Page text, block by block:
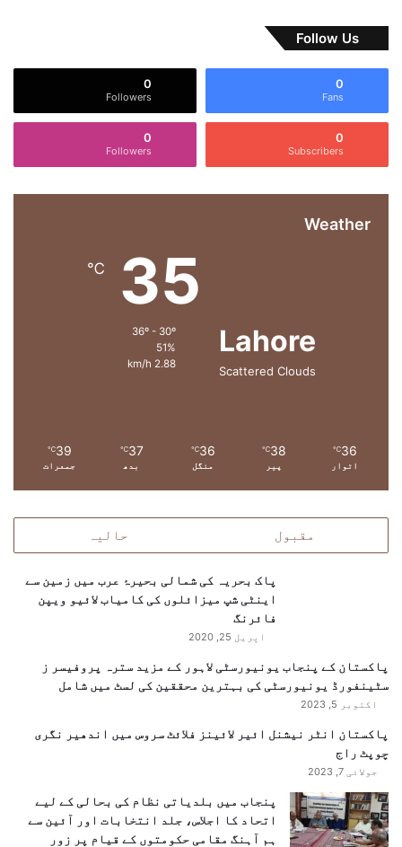
س
ت
،
ک
Follow Us
0
Fans
0
Followers
0
Subscribers
0
Followers
Weather
Lahore
Scattered Clouds
35
℃
36º - 30º
51%
2.88 km/h
36
℃
اتوار
38
℃
پیر
36
℃
منگل
37
℃
بدھ
39
℃
جمعرات
مقبول حالیہ
پاک بحریہ کی شمالی بحیرۂ عرب میں زمین سے
اینٹی شپ میزائلوں کی کامیاب لائیو ویپن
فائرنگ
اپریل 25, 2020
پاکستان کے پنجاب یونیورسٹی لاہور کے مزید سترہ پروفیسر ز
سٹینفورڈ یونیورسٹی کی بہترین محققین کی لسٹ میں شامل
اکتوبر 5, 2023
پاکستان انٹر نیشنل ائیر لائینز فلائٹ سروس میں اندھیر نگری
چوپٹ راج
جولائی 7, 2023
پنجاب میں بلدیاتی نظام کی بحالی کے لیے
اتحاد کا اجلاس، جلد انتخابات اور آئین سے
ہم آہنگ مقامی حکومتوں کے قیام پر زور